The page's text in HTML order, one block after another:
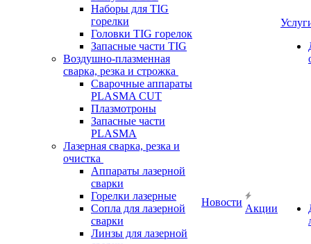
Наборы для TIG
горелки
Головки TIG горелок
Запасные части TIG
Воздушно-плазменная
сварка, резка и строжка
Сварочные аппараты
PLASMA CUT
Плазмотроны
Запасные части
PLASMA
Лазерная сварка, резка и
очистка
Аппараты лазерной
сварки
Горелки лазерные
Сопла для лазерной
сварки
Линзы для лазерной
Новости
Акции